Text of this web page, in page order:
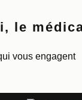
le
vous engagent